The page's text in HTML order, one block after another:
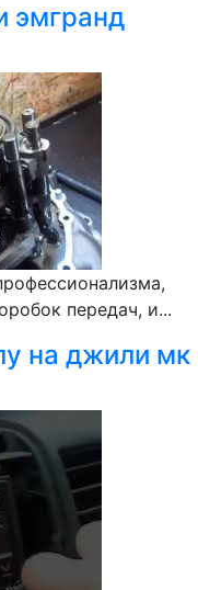
эмгранд
передач, и...
на джили мк